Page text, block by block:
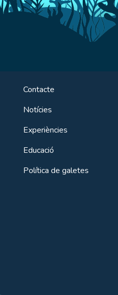
Contacte
Notícies
Experiències
Educació
Política de galetes